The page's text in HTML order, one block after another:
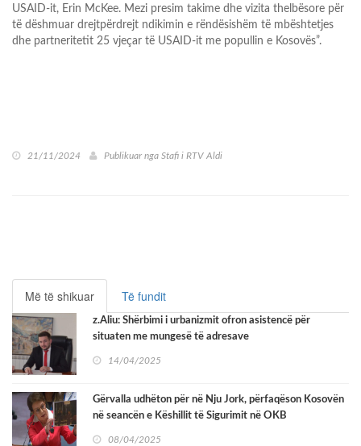
USAID-it, Erin McKee. Mezi presim takime dhe vizita thelbësore për
të dëshmuar drejtpërdrejt ndikimin e rëndësishëm të mbështetjes
dhe partneritetit 25 vjeçar të USAID-it me popullin e Kosovës”.
21/11/2024 Publikuar nga Stafi i RTV Aldi
Më të shikuar Të fundit
z.Aliu: Shërbimi i urbanizmit ofron asistencë për
situaten me mungesë të adresave
14/04/2025
Gërvalla udhëton për në Nju Jork, përfaqëson Kosovën
në seancën e Këshillit të Sigurimit në OKB
08/04/2025